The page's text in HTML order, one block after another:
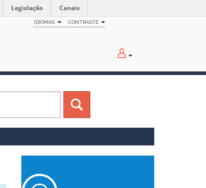
Legislação Canais
IDIOMAS CONTRASTE